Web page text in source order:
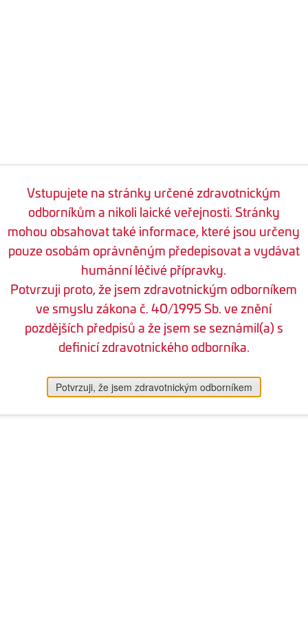
Vstupujete na stránky určené zdravotnickým
odborníkům a nikoli laické veřejnosti. Stránky
mohou obsahovat také informace, které jsou určeny
pouze osobám oprávněným předepisovat a vydávat
humánní léčivé přípravky.
Potvrzuji proto, že jsem zdravotnickým odborníkem
ve smyslu zákona č. 40/1995 Sb. ve znění
pozdějších předpisů a že jsem se seznámil(a) s
definicí zdravotnického odborníka.
Potvrzuji, že jsem zdravotnickým odborníkem